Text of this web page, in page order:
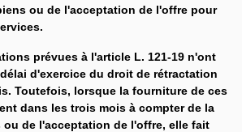
ou de l'acceptation de l'offre pour
prévues à l'article L. 121-19 n'ont
d'exercice du droit de rétractation
Toutefois, lorsque la fourniture de ces
dans les trois mois à compter de la
ou de l'acceptation de l'offre, elle fait